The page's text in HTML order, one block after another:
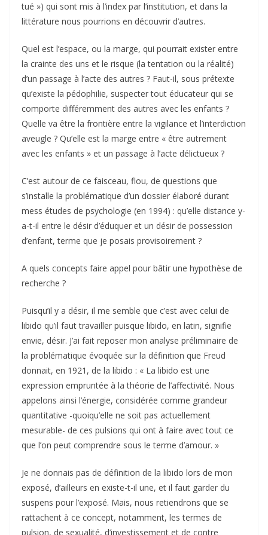
tué ») qui sont mis à l’index par l’institution, et dans la
littérature nous pourrions en découvrir d’autres.
Quel est l’espace, ou la marge, qui pourrait exister entre
la crainte des uns et le risque (la tentation ou la réalité)
d’un passage à l’acte des autres ? Faut-il, sous prétexte
qu’existe la pédophilie, suspecter tout éducateur qui se
comporte différemment des autres avec les enfants ?
Quelle va être la frontière entre la vigilance et l’interdiction
aveugle ? Qu’elle est la marge entre « être autrement
avec les enfants » et un passage à l’acte délictueux ?
C’est autour de ce faisceau, flou, de questions que
s’installe la problématique d’un dossier élaboré durant
mess études de psychologie (en 1994) : qu’elle distance y-
a-t-il entre le désir d’éduquer et un désir de possession
d’enfant, terme que je posais provisoirement ?
A quels concepts faire appel pour bâtir une hypothèse de
recherche ?
Puisqu’il y a désir, il me semble que c’est avec celui de
libido qu’il faut travailler puisque libido, en latin, signifie
envie, désir. J’ai fait reposer mon analyse préliminaire de
la problématique évoquée sur la définition que Freud
donnait, en 1921, de la libido : « La libido est une
expression empruntée à la théorie de l’affectivité. Nous
appelons ainsi l’énergie, considérée comme grandeur
quantitative -quoiqu’elle ne soit pas actuellement
mesurable- de ces pulsions qui ont à faire avec tout ce
que l’on peut comprendre sous le terme d’amour. »
Je ne donnais pas de définition de la libido lors de mon
exposé, d’ailleurs en existe-t-il une, et il faut garder du
suspens pour l’exposé. Mais, nous retiendrons que se
rattachent à ce concept, notamment, les termes de
pulsion, de sexualité, d’investissement et de contre